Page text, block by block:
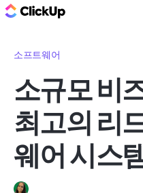
소프트웨어
소규모 비
최고의 리
웨어 시스